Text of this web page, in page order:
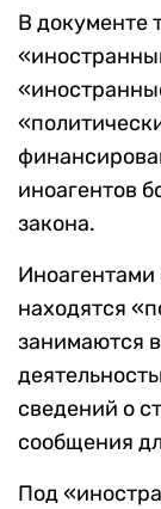
В документе
иноагентов
закона.
Иноагентами
находятся
занимаются
сведений о
сообщения
Под